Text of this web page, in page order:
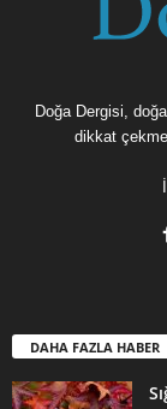
Doğa Dergisi,
dikkat
DAHA FAZLA HABER